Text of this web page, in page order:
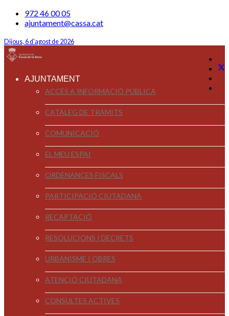
972 46 00 05
ajuntament@cassa.cat
Dijous, 6 d'agost de 2026
AJUNTAMENT
ACCÉS A INFORMACIÓ PÚBLICA
CATÀLEG DE TRÀMITS
COMUNICACIÓ
EL MEU ESPAI
ORDENANCES FISCALS
PARTICIPACIÓ CIUTADANA
RECAPTACIÓ
RESOLUCIONS I DECRETS
URBANISME I OBRES
ATENCIÓ CIUTADANA
CONSULTES ACTIVES